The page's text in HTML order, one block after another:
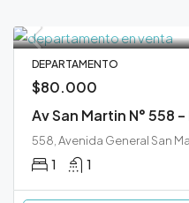
DEPARTAMENTO
$80.000
Av San Martin N° 558
1 1